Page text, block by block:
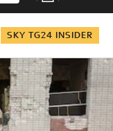
SKY TG24 INSIDER